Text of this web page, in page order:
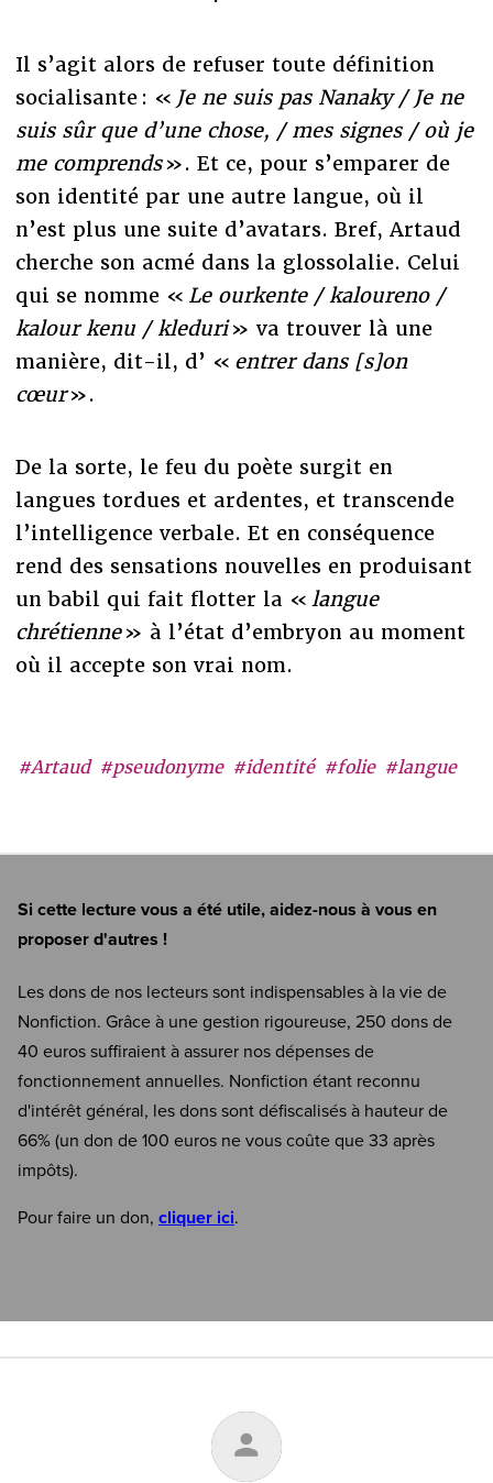
#Artaud #pseudonyme #identité #folie #langue
Il s’agit alors de refuser toute définition
socialisante : « Je ne suis pas Nanaky / Je ne
suis sûr que d’une chose, / mes signes / où je
me comprends». Et ce, pour s’emparer de
son identité par une autre langue, où il
n’est plus une suite d’avatars. Bref, Artaud
cherche son acmé dans la glossolalie. Celui
qui se nomme « Le ourkente / kaloureno /
kalour kenu / kleduri» va trouver là une
manière, dit-il, d’ « entrer dans [s]on
cœur».
De la sorte, le feu du poète surgit en
langues tordues et ardentes, et transcende
l’intelligence verbale. Et en conséquence
rend des sensations nouvelles en produisant
un babil qui fait flotter la « langue
chrétienne» à l’état d’embryon au moment
où il accepte son vrai nom.
Si cette lecture vous a été utile, aidez-nous à vous en
proposer d'autres !
Les dons de nos lecteurs sont indispensables à la vie de
Nonfiction. Grâce à une gestion rigoureuse, 250 dons de
40 euros suffiraient à assurer nos dépenses de
fonctionnement annuelles. Nonfiction étant reconnu
d'intérêt général, les dons sont défiscalisés à hauteur de
66% (un don de 100 euros ne vous coûte que 33 après
impôts).
Pour faire un don, cliquer ici.